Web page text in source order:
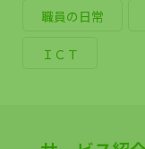
職員の日常
ＩＣＴ